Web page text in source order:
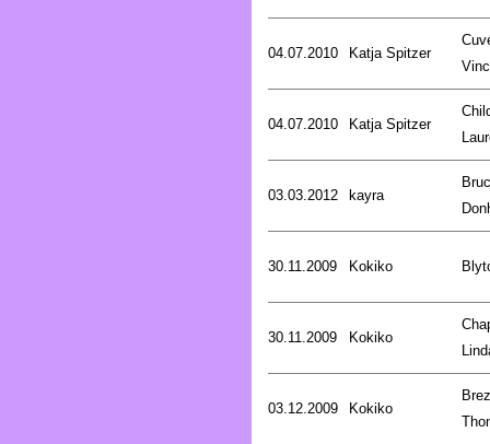
04.07.2010 Katja Spitzer
04.07.2010 Katja Spitzer
03.03.2012 kayra
30.11.2009 Kokiko
30.11.2009 Kokiko
03.12.2009 Kokiko